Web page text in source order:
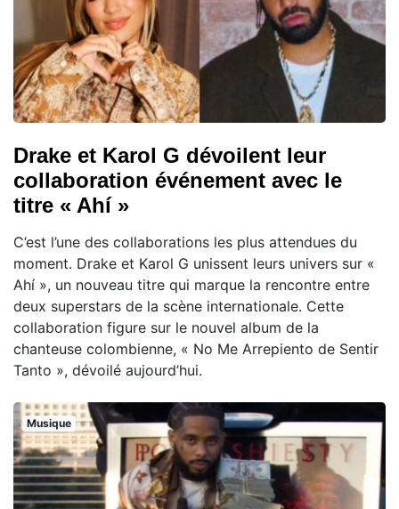
Drake et Karol G dévoilent leur
collaboration événement avec le
titre « Ahí »
C’est l’une des collaborations les plus attendues du
moment. Drake et Karol G unissent leurs univers sur «
Ahí », un nouveau titre qui marque la rencontre entre
deux superstars de la scène internationale. Cette
collaboration figure sur le nouvel album de la
chanteuse colombienne, « No Me Arrepiento de Sentir
Tanto », dévoilé aujourd’hui.
Musique